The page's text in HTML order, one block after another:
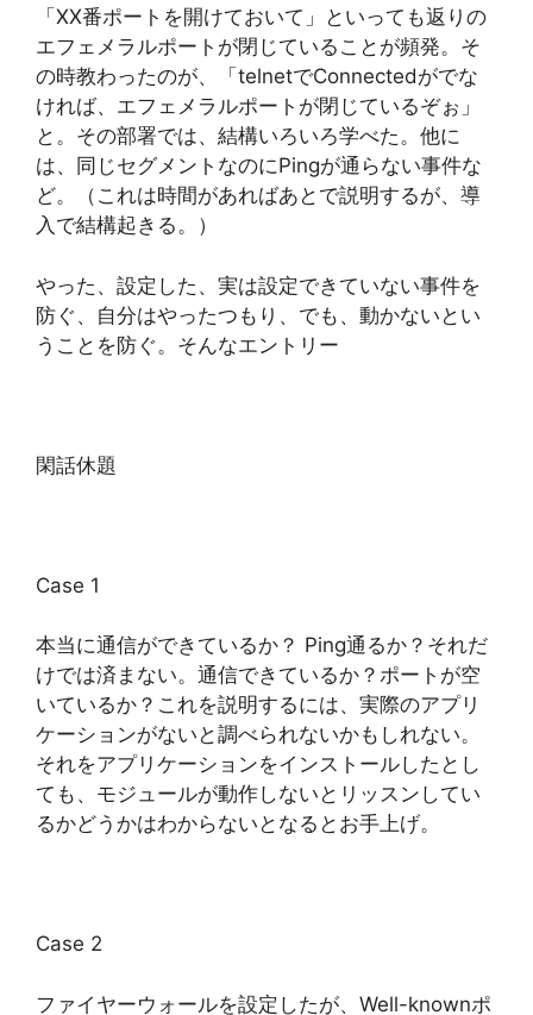
「XX番ポートを開けておいて」といっても返りの
エフェメラルポートが閉じていることが頻発。そ
の時教わったのが、「telnetでConnectedがでな
ければ、エフェメラルポートが閉じているぞぉ」
と。その部署では、結構いろいろ学べた。他に
は、同じセグメントなのにPingが通らない事件な
ど。（これは時間があればあとで説明するが、導
入で結構起きる。）
やった、設定した、実は設定できていない事件を
防ぐ、自分はやったつもり、でも、動かないとい
うことを防ぐ。そんなエントリー
閑話休題
Case 1
本当に通信ができているか？ Ping通るか？それだ
けでは済まない。通信できているか？ポートが空
いているか？これを説明するには、実際のアプリ
ケーションがないと調べられないかもしれない。
それをアプリケーションをインストールしたとし
ても、モジュールが動作しないとリッスンしてい
るかどうかはわからないとなるとお手上げ。
Case 2
ファイヤーウォールを設定したが、Well-knownポ